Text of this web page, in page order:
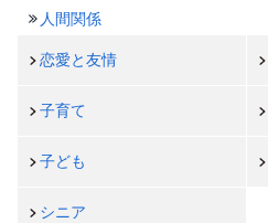
人間関係
恋愛と友情
子育て
子ども
シニア